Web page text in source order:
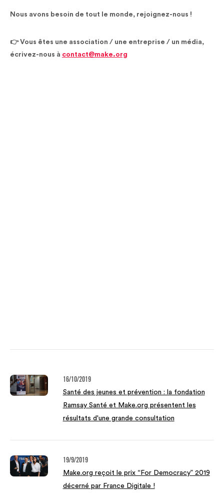
Nous avons besoin de tout le monde, rejoignez-nous !
👉 Vous êtes une association / une entreprise / un média,
écrivez-nous à contact@make.org
16/10/2019
Santé des jeunes et prévention : la fondation
Ramsay Santé et Make.org présentent les
résultats d'une grande consultation
19/9/2019
Make.org reçoit le prix “For Democracy” 2019
décerné par France Digitale !